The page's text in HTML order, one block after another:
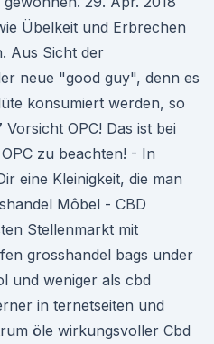
Übelkeit und Erbrechen
Aus Sicht der
neue "good guy", denn es
konsumiert werden, so
OPC! Das ist bei
zu beachten! - In
eine Kleinigkeit, die man
Môbel - CBD
Stellenmarkt mit
grosshandel bags under
und weniger als cbd
in ternetseiten und
öle wirkungsvoller Cbd